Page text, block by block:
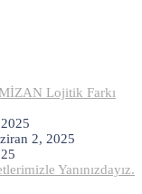
Lojitik Farkı
2, 2025
Yanınızdayız.